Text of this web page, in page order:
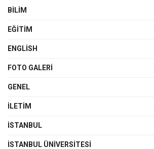
BILIM
EĞITIM
ENGLISH
FOTO GALERI
GENEL
İLETIM
İSTANBUL
İSTANBUL ÜNIVERSITESI